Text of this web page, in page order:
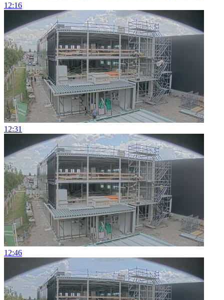
12:16
12:31
12:46